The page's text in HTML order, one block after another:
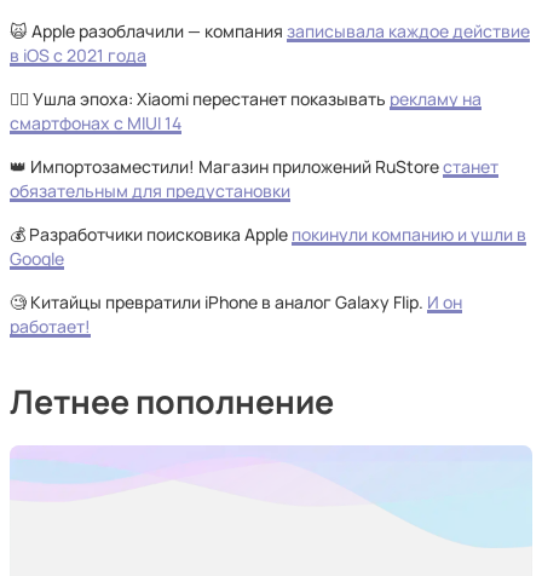
🙀 Apple разоблачили — компания записывала каждое действие
в iOS с 2021 года
👍🏻 Ушла эпоха: Xiaomi перестанет показывать рекламу на
смартфонах с MIUI 14
👑 Импортозаместили! Магазин приложений RuStoreстанет
обязательным для предустановки
💰 Разработчики поисковика Apple покинули компанию и ушли в
Google
🧐 Китайцы превратили iPhone в аналог Galaxy Flip. И он
работает!
Летнее пополнение